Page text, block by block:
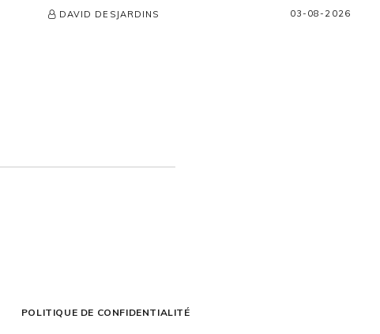
DAVID DESJARDINS 03-08-2026
POLITIQUE DE CONFIDENTIALITÉ